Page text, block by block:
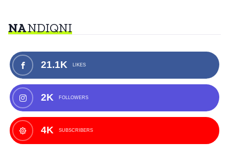
NANDIQNI
21.1K LIKES
2K FOLLOWERS
4K SUBSCRIBERS